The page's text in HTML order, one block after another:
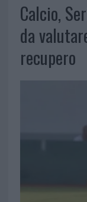
Calcio,
da
recupero